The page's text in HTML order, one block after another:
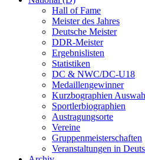
Hall of Fame
Meister des Jahres
Deutsche Meister
DDR-Meister
Ergebnislisten
Statistiken
DC & NWC/DC-U18
Medaillengewinner
Kurzbographien
Sportlerbiographien
Austragungsorte
Vereine
Gruppenmeisterschaften
Veranstaltungen in